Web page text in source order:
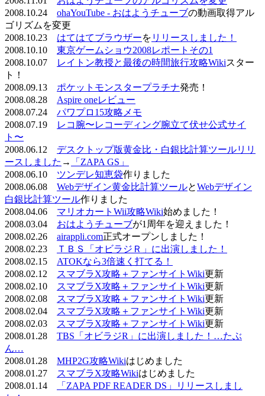
2008.10.24 ohaYouTube - おはようチューブの動画取得アル
ゴリズムを変更
2008.10.23 はてはてブラウザーを リリースしました！
2008.10.10 東京ゲームショウ2008レポートその1
2008.10.07
レイトン教授と最後の時間旅行攻略Wikiスター
ト！
2008.09.13 ポケットモンスタープラチナ発売！
2008.08.28 Aspire oneレビュー
2008.07.24 パワプロ15攻略メモ
2008.07.19
レコ腕〜レコーディング腕立て伏せ公式サイ
ト〜
2008.06.12 デスクトップ版黄金比・白銀比計算ツールリリ
ースしました →
「ZAPA GS」
2008.06.10 ツンデレ知恵袋作りました
2008.06.08 Webデザイン黄金比計算ツールとWebデザイン
白銀比計算ツール作りました
2008.04.06 マリオカートWii攻略Wiki始めました！
2008.03.04 おはようチューブが1周年を迎えました！
2008.02.26 airappli.com正式オープンしました！
2008.02.23
ＴＢＳ「オビラジＲ」に出演しました！
2008.02.15 ATOKなら3倍速く打てる！
2008.02.12
スマブラX攻略＋ファンサイトWiki更新
2008.02.10
スマブラX攻略＋ファンサイトWiki更新
2008.02.08
スマブラX攻略＋ファンサイトWiki更新
2008.02.04
スマブラX攻略＋ファンサイトWiki更新
2008.02.03
スマブラX攻略＋ファンサイトWiki更新
2008.01.28 TBS「オビラジR」に出演しました！…たぶ
ん…
2008.01.28 MHP2G攻略Wikiはじめました
2008.01.27
スマブラX攻略Wikiはじめました
2008.01.14
「ZAPA PDF READER DS」リリースしまし